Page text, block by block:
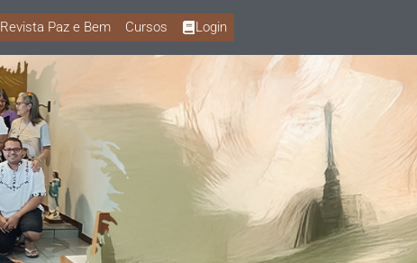
Revista Paz e Bem Cursos Login